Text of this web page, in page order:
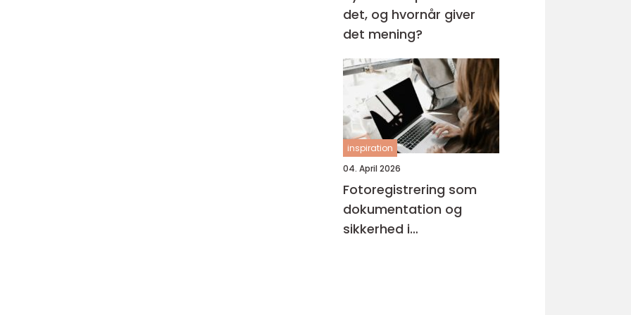
det, og hvornår giver
det mening?
inspiration
04. April 2026
Fotoregistrering som
dokumentation og
sikkerhed i